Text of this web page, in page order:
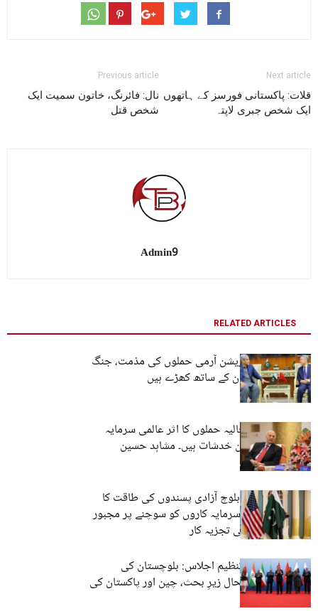
Previous article
نال: فائرنگ، خاتون سمیت ایک
شخص قتل
Next article
قلات: پاکستانی فورسز کے ہاتھوں
ایک شخص جبری لاپتہ
Admin9
RELATED ARTICLES
چین کی بلوچ لبریشن آرمی حملوں کی مذمت، جنگ
میں چین، پاکستان کے ساتھ کھڑے ہیں
بلوچستان میں حالیہ حملوں کا اثر عالمی سرمایہ
کاری کیلئے سنگین خدشات ہیں۔ مشاہد حسین
آپریشن ھیروف، بلوچ آزادی پسندوں کی طاقت کا
مظاہرہ، امریکی سرمایہ کاروں کو سوچنے پر مجبور
کریں گی ۔ امریکی تجزیہ کار
شنگھائی تعاون تنظیم اجلاس: بلوچستان کی
سیکیورٹی صورتحال زیرِ بحث، چین اور پاکستان کی
مشترکہ تشویش